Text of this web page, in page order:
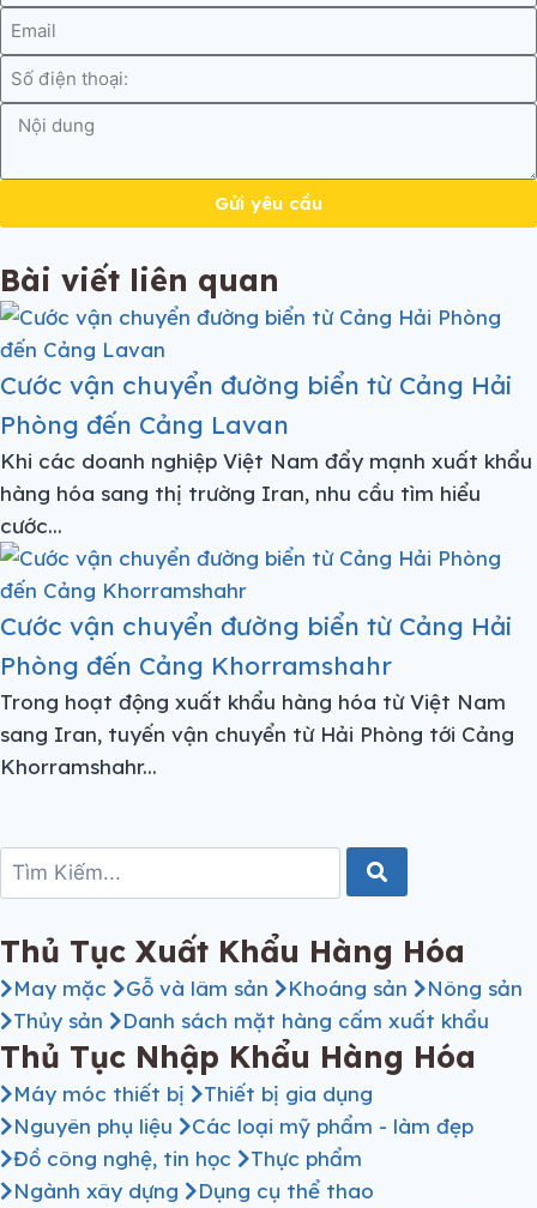
Gửi yêu cầu
Bài viết liên quan
Cước vận chuyển đường biển từ Cảng Hải
Phòng đến Cảng Lavan
Khi các doanh nghiệp Việt Nam đẩy mạnh xuất khẩu
hàng hóa sang thị trường Iran, nhu cầu tìm hiểu
cước...
Cước vận chuyển đường biển từ Cảng Hải
Phòng đến Cảng Khorramshahr
Trong hoạt động xuất khẩu hàng hóa từ Việt Nam
sang Iran, tuyến vận chuyển từ Hải Phòng tới Cảng
Khorramshahr...
Thủ Tục Xuất Khẩu Hàng Hóa
May mặc Gỗ và lâm sản Khoáng sản
Nông sản
Thủy sản
Danh sách mặt hàng cấm xuất khẩu
Thủ Tục Nhập Khẩu Hàng Hóa
Máy móc thiết bị
Thiết bị gia dụng
Nguyên phụ liệu
Các loại mỹ phẩm - làm đẹp
Đồ công nghệ, tin học
Thực phẩm
Ngành xây dựng
Dụng cụ thể thao